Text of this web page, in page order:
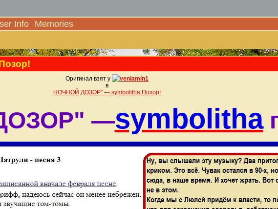
Info Memories
Оригинал взят у
veniamin1
в
НОЧНОЙ ДОЗОР" — symbolithа Позор!
—symbolithа